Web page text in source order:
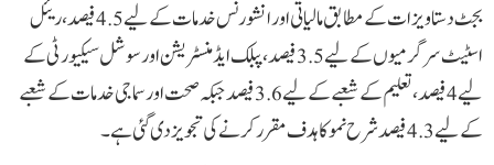
بجٹ دستاویزات کے مطابق مالیاتی اور انشورنس خدمات کے لیے 4.5 فیصد، ریئل
اسٹیٹ سرگرمیوں کے لیے 3.5 فیصد، پبلک ایڈمنسٹریشن اور سوشل سیکیورٹی کے
لیے 4 فیصد، تعلیم کے شعبے کے لیے 3.6 فیصد جبکہ صحت اور سماجی خدمات کے شعبے
کے لیے 4.3 فیصد شرح نمو کا ہدف مقرر کرنے کی تجویز دی گئی ہے۔